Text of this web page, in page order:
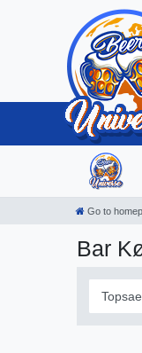
Go to
Bar